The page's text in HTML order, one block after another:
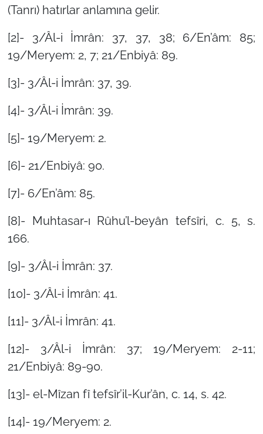
(Tanrı) hatırlaranlamına gelir.
[2]- 3/Âl-i İmrân: 37, 37, 38; 6/En’âm: 85;
19/Meryem: 2, 7; 21/Enbiyâ: 89.
[3]- 3/Âl-i İmrân: 37, 39.
[4]- 3/Âl-i İmrân: 39.
[5]- 19/Meryem: 2.
[6]- 21/Enbiyâ: 90.
[7]- 6/En’âm: 85.
[8]- Muhtasar-ı Rûhu’l-beyân tefsîri, c. 5, s.
166.
[9]- 3/Âl-i İmrân: 37.
[10]- 3/Âl-i İmrân: 41.
[11]- 3/Âl-i İmrân: 41.
[12]- 3/Âl-i İmrân: 37; 19/Meryem: 2-11;
21/Enbiyâ: 89-90.
[13]- el-Mîzan fî tefsîr’il-Kur’ân, c. 14, s. 42.
[14]- 19/Meryem: 2.